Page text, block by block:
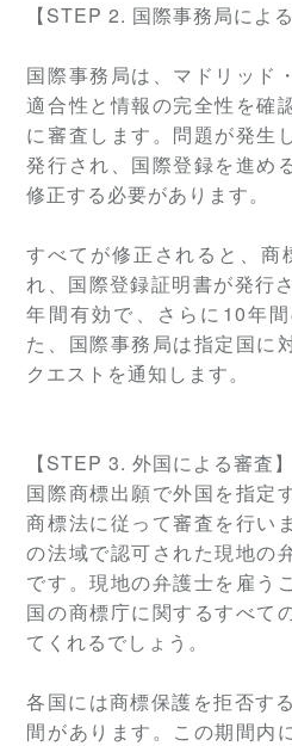
【STEP2. 国際事務局による
国際事務局は、マドリッド
適合性と情報の完全性を確
に審査します。問題が発生
発行され、国際登録を進め
修正する必要があります。
すべてが修正されると、商
れ、国際登録証明書が発行
年間有効で、さらに10年
た、国際事務局は指定国に
クエストを通知します。
【STEP3. 外国による審査】
国際商標出願で外国を指定
商標法に従って審査を行い
の法域で認可された現地の
です。現地の弁護士を雇う
国の商標庁に関するすべて
てくれるでしょう。
各国には商標保護を拒否す
間があります。この期間内